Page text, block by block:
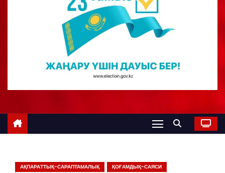
АҚПАРАТТЫҚ-САРАПТАМАЛЫҚ ҚОҒАМДЫҚ-САЯСИ